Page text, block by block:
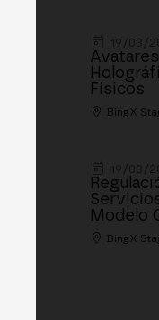
Físicos
BingX
Modelo
BingX